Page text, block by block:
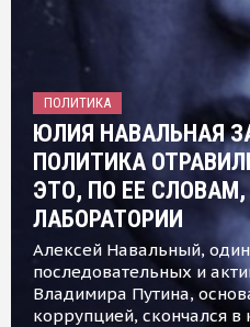
ПОЛИТИКА
ЮЛИЯ НАВАЛЬНАЯ
ПОЛИТИКА
ЭТО, ПО ЕЕ
ЛАБОРАТОРИИ
Алексей Навальный,
последовательных и
Владимира Путина,
коррупцией, скончался в